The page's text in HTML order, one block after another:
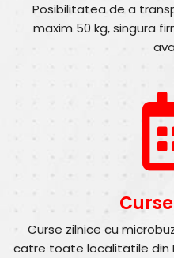
Posibilitatea de a
maxim 50 kg, singura
Curse zilnice cu
catre toate localitatile din